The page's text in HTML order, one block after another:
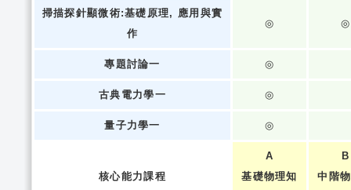
掃描探針顯微術:基礎原理, 應用與實
作
◎ ◎
專題討論一 ◎
古典電力學一 ◎
量子力學一 ◎
核心能力課程
A
基礎物理知
B
中階